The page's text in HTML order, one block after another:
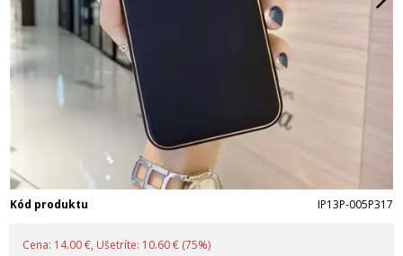
Kód produktu IP13P-005P317
Cena: 14.00 €, Ušetríte: 10.60 € (75%)